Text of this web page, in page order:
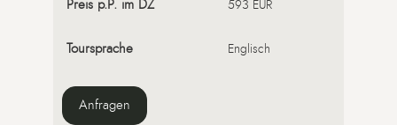
593 EUR
Englisch
Anfragen